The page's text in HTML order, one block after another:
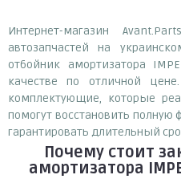
Интернет-магазин
автозапчастей на
отбойник амортизатора
качестве по отличной
комплектующие, которые
помогут восстановить полную
гарантировать длительный
Почему стоит
амортизатора